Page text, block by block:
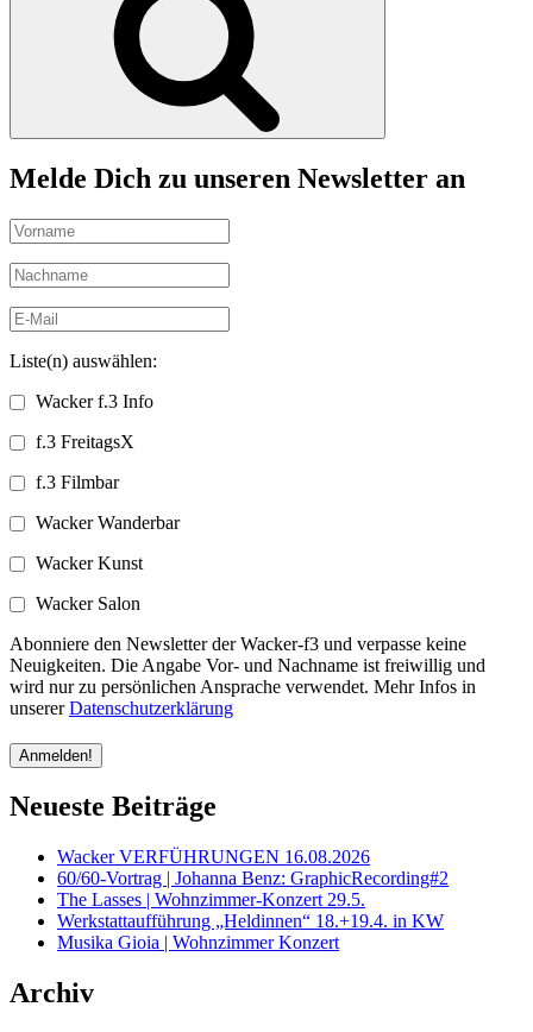
Melde Dich zu unseren Newsletter an
Liste(n) auswählen:
Wacker f.3 Info
f.3 FreitagsX
f.3 Filmbar
Wacker Wanderbar
Wacker Kunst
Wacker Salon
Abonniere den Newsletter der Wacker-f3 und verpasse keine
Neuigkeiten. Die Angabe Vor- und Nachname ist freiwillig und
wird nur zu persönlichen Ansprache verwendet. Mehr Infos in
unsererDatenschutzerklärung
Neueste Beiträge
Wacker VERFÜHRUNGEN 16.08.2026
60/60-Vortrag | Johanna Benz: GraphicRecording#2
The Lasses | Wohnzimmer-Konzert 29.5.
Werkstattaufführung „Heldinnen“ 18.+19.4. in KW
Musika Gioia | Wohnzimmer Konzert
Archiv